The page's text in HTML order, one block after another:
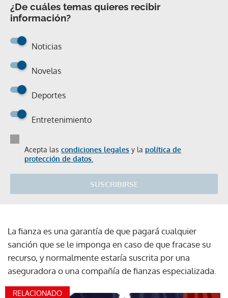
¿De cuáles temas quieres recibir
información?
Noticias
Novelas
Deportes
Entretenimiento
Acepta las condiciones legales y la política de
protección de datos.
SUSCRIBIRSE
La fianza es una garantía de que pagará cualquier
sanción que se le imponga en caso de que fracase su
recurso, y normalmente estaría suscrita por una
aseguradora o una compañía de fianzas especializada.
RELACIONADO